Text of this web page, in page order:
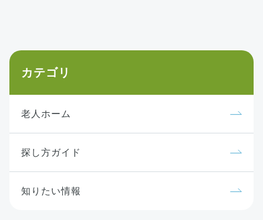
カテゴリ
老人ホーム
探し方ガイド
知りたい情報